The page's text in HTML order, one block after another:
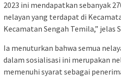
2023 ini mendapatkan sebanyak
nelayan yang terdapat di
Kecamatan Sengah Temila,” jelas
Ia menuturkan bahwa semua
dalam sosialisasi ini merupakan
memenuhi syarat sebagai